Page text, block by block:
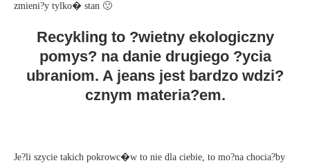
zmieni?y tylko� stan 🙂
Recykling to ?wietny ekologiczny
pomys? na danie drugiego ?ycia
ubraniom. A jeans jest bardzo wdzi?
cznym materia?em.
Je?li szycie takich pokrowc�w to nie dla ciebie, to mo?na chocia?by